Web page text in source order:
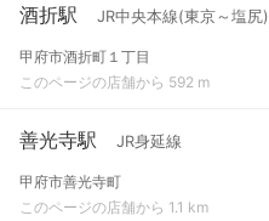
酒折駅 JR中央本線(東京～塩尻)
甲府市酒折町１丁目
このページの店舗から 592 m
善光寺駅 JR身延線
甲府市善光寺町
このページの店舗から 1.1 km